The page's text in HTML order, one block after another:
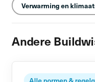
Verwarming en
Andere